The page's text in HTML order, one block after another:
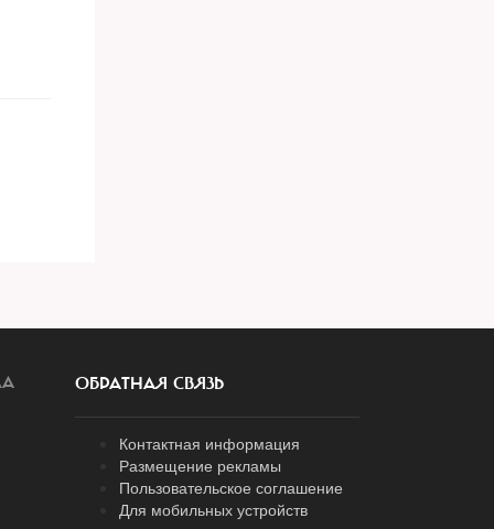
ОБРАТНАЯ СВЯЗЬ
Контактная информация
Размещение рекламы
Пользовательское соглашение
Для мобильных устройств